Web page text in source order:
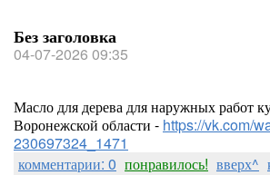
Без заголовка
04-07-2026 09:35
Масло для дерева для наружных работ
Воронежской области - https://vk.com/
230697324_1471
комментарии: 0 понравилось! вверх^